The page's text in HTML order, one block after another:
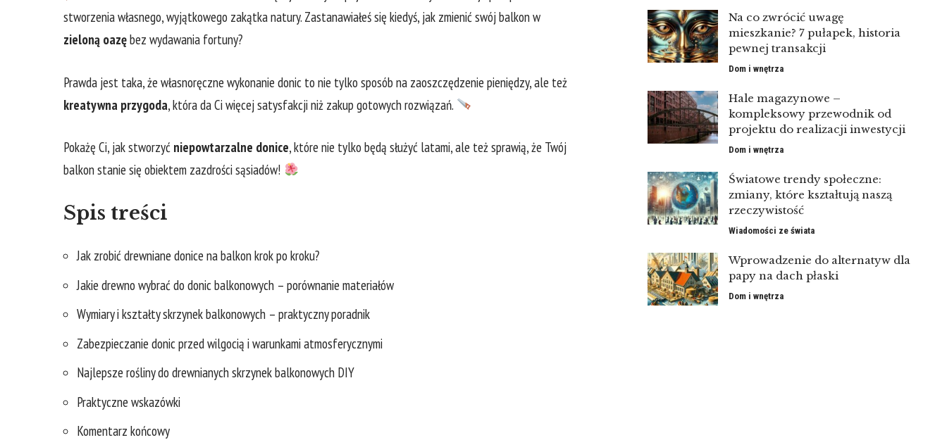
stworzenia własnego, wyjątkowego zakątka ‌natury. Zastanawiałeś ⁤się ‌kiedyś, jak zmienić​ swój‍ balkon w
zieloną oazębez wydawania⁣ fortuny?
Prawda jest taka, że własnoręczne wykonanie donic to nie​ tylko sposób na⁢ zaoszczędzenie pieniędzy, ale też
kreatywna przygoda, która da Ci więcej ‍satysfakcji niż zakup gotowych ​rozwiązań.​
Pokażę Ci, ‍jak stworzyć niepowtarzalne donice, ‌które⁤ nie tylko będą⁢ służyć latami, ‍ale też sprawią, że Twój
balkon stanie się obiektem zazdrości sąsiadów!
Spis treści
Jak zrobić ⁢drewniane donice na balkon krok po⁢ kroku?
Jakie drewno wybrać do​ donic balkonowych – porównanie materiałów
Wymiary i kształty skrzynek ⁣balkonowych – praktyczny poradnik
Zabezpieczanie donic przed⁤ wilgocią i warunkami atmosferycznymi
Najlepsze rośliny do ⁤drewnianych skrzynek balkonowych DIY
Praktyczne wskazówki
Komentarz końcowy
Na co zwrócić uwagę
mieszkanie? 7 pułapek, historia
pewnej transakcji
Dom i wnętrza
Hale magazynowe –
kompleksowy przewodnik od
projektu do realizacji inwestycji
Dom i wnętrza
Światowe trendy społeczne:
zmiany, które kształtują naszą
rzeczywistość
Wiadomości ze świata
Wprowadzenie do alternatyw dla
papy na dach płaski
Dom i wnętrza